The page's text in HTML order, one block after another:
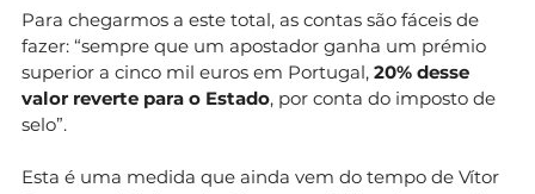
Para chegarmos a este total, as contas são fáceis de
fazer: “sempre que um apostador ganha um prémio
superior a cinco mil euros em Portugal, 20% desse
valor reverte para o Estado, por conta do imposto de
selo”.
Esta é uma medida que ainda vem do tempo de Vítor